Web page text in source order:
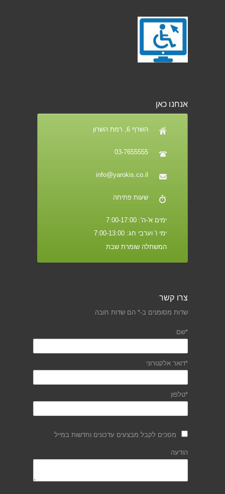
אנחנו כאן
השרף 6, רמת השרון
03-7655555
info@yarokis.co.il
שעות פתיחה
ימים א'-ה': 7:00-17:00
ימי ו' וערבי חג: 7:00-13:00
המשתלה שומרת שבת
צרו קשר
שדות מסומנים ב-* הם שדות חובה
*שם
*דואר אלקטרוני
*טלפון
מסכים לקבל מבצעים עדכונים וחדשות במייל
הודעה